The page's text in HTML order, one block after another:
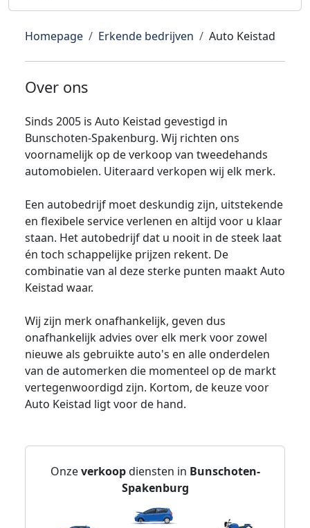
Homepage Erkende bedrijven Auto Keistad
Over ons
Sinds 2005 is Auto Keistad gevestigd in
Bunschoten-Spakenburg. Wij richten ons
voornamelijk op de verkoop van tweedehands
automobielen. Uiteraard verkopen wij elk merk.
Een autobedrijf moet deskundig zijn, uitstekende
en flexibele service verlenen en altijd voor u klaar
staan. Het autobedrijf dat u nooit in de steek laat
én toch schappelijke prijzen rekent. De
combinatie van al deze sterke punten maakt Auto
Keistad waar.
Wij zijn merk onafhankelijk, geven dus
onafhankelijk advies over elk merk voor zowel
nieuwe als gebruikte auto's en alle onderdelen
van de automerken die momenteel op de markt
vertegenwoordigd zijn. Kortom, de keuze voor
Auto Keistad ligt voor de hand.
Onzeverkoopdiensten in Bunschoten-
Spakenburg